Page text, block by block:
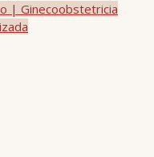
| Ginecoobstetricia